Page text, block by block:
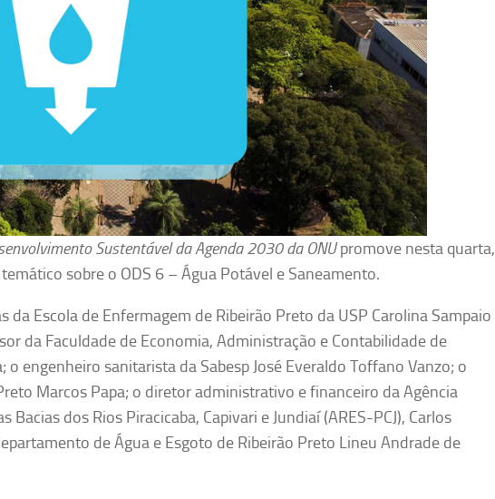
Sustentável da Agenda 2030 da ONUpromove nesta quarta,
sobre o ODS 6 – Água Potável e Saneamento.
Escola de Enfermagem de Ribeirão Preto da USP Carolina Sampaio
da Faculdade de Economia, Administração e Contabilidade de
engenheiro sanitarista da Sabesp José Everaldo Toffano Vanzo; o
Marcos Papa; o diretor administrativo e financeiro da Agência
dos Rios Piracicaba, Capivari e Jundiaí (ARES-PCJ), Carlos
de Água e Esgoto de Ribeirão Preto Lineu Andrade de